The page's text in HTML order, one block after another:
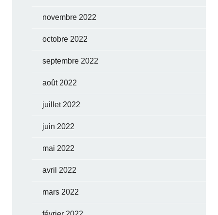
novembre 2022
octobre 2022
septembre 2022
août 2022
juillet 2022
juin 2022
mai 2022
avril 2022
mars 2022